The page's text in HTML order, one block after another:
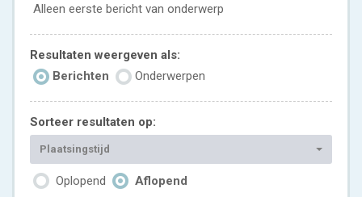
Alleen eerste bericht van onderwerp
Resultaten weergeven als:
Berichten
Onderwerpen
Sorteer resultaten op:
Plaatsingstijd
Oplopend Aflopend